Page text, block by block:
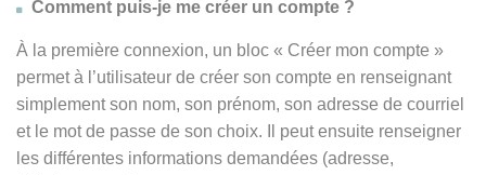
Comment puis-je me créer un compte ?
À la première connexion, un bloc « Créer mon compte »
permet à l’utilisateur de créer son compte en renseignant
simplement son nom, son prénom, son adresse de courriel
et le mot de passe de son choix. Il peut ensuite renseigner
les différentes informations demandées (adresse,